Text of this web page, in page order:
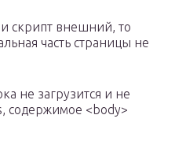
скрипт внешний, то
часть страницы не
не загрузится и не
содержимое <body>